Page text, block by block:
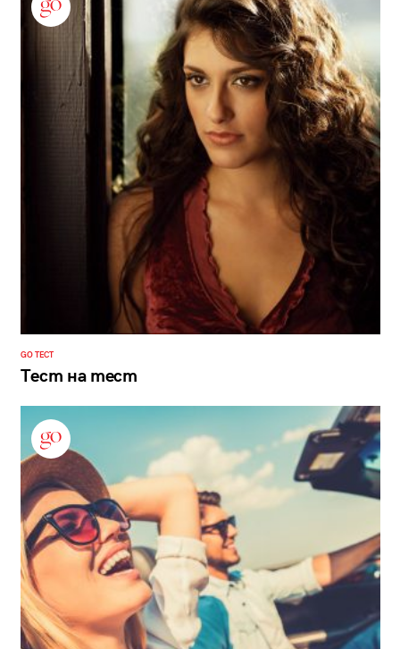
GO ТЕСТ
Тест на тест